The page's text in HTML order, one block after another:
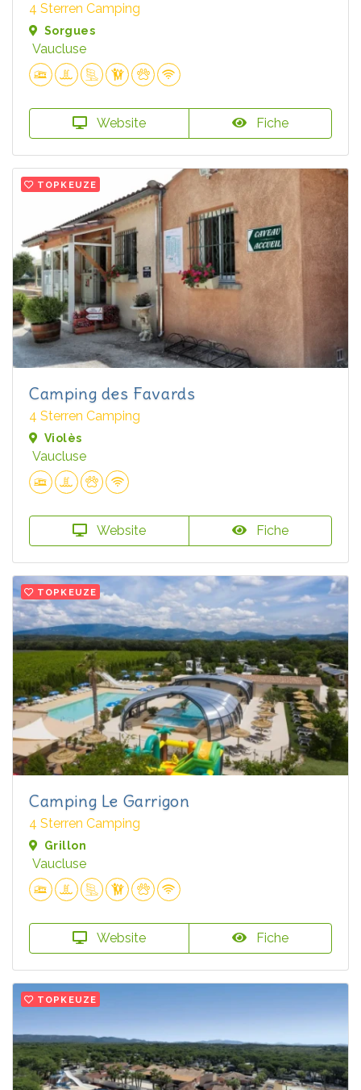
4 Sterren Camping
Sorgues
Vaucluse
Website Fiche
TOPKEUZE
Camping des Favards
4 Sterren Camping
Violès
Vaucluse
Website Fiche
TOPKEUZE
Camping Le Garrigon
4 Sterren Camping
Grillon
Vaucluse
Website Fiche
TOPKEUZE